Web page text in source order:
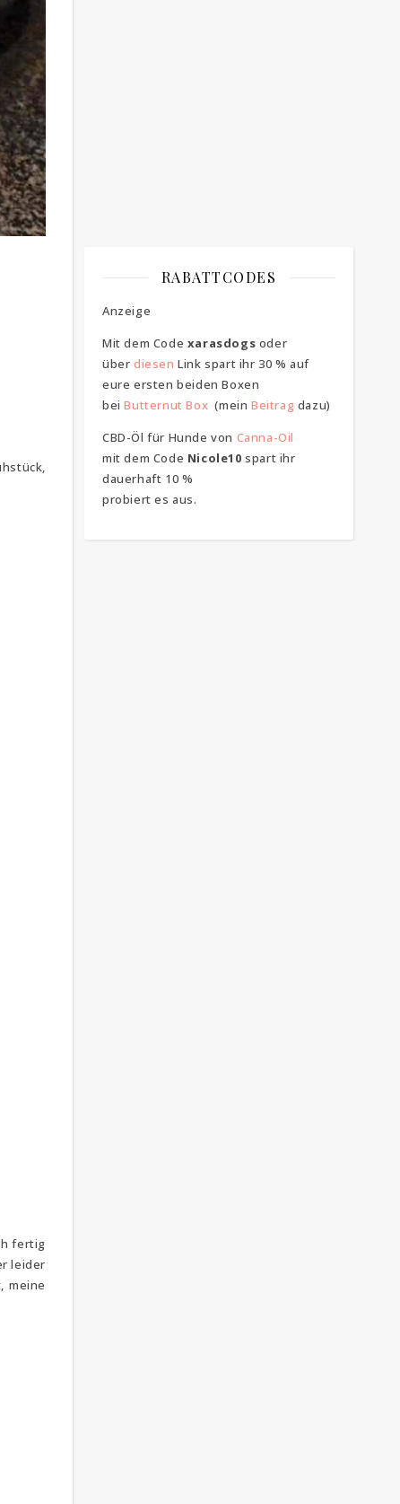
fertig
leider
meine
RABATTCODES
Anzeige
Mit dem Code xarasdogs oder
über diesen Link spart ihr 30 % auf
eure ersten beiden Boxen
beiButternut Box (meinBeitrag dazu)
CBD-Öl für Hunde von Canna-Oil
mit dem Code Nicole10 spart ihr
dauerhaft 10 %
probiert es aus.